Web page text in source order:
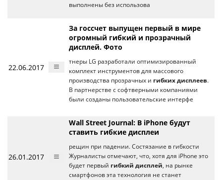
выполнены без использова
22.06.2017
За госсчет выпущен первый в мире
огромный гибкий и прозрачный
дисплей. Фото
тнеры LG разработали оптимизированный
комплект инструментов для массового
производства прозрачных и гибких дисплеев.
В партнерстве с софтверными компаниями
были созданы пользовательские интерфе
26.01.2017
Wall Street Journal: В iPhone будут
ставить гибкие дисплеи
рещин при падении. Состязание в гибкости
Журналисты отмечают, что, хотя для iPhone это
будет первый гибкий дисплей, на рынке
смартфонов эта технология не станет